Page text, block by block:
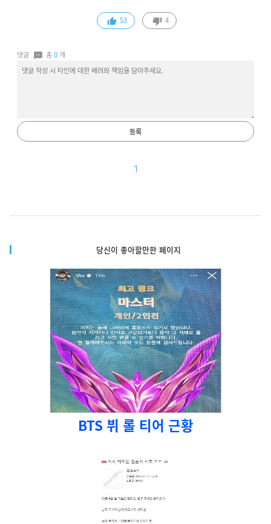
53 4
댓글 총0 개
등록
1
당신이 좋아할만한 페이지
BTS 뷔 롤 티어 근황